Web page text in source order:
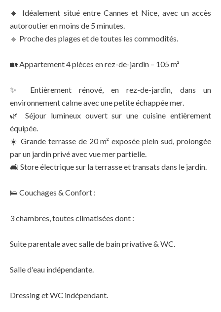
🔹 Idéalement situé entre Cannes et Nice, avec un accès
autoroutier en moins de 5 minutes.
🔹 Proche des plages et de toutes les commodités.
🏡 Appartement 4 pièces en rez-de-jardin – 105 m²
✨ Entièrement rénové, en rez-de-jardin, dans un
environnement calme avec une petite échappée mer.
🌿 Séjour lumineux ouvert sur une cuisine entièrement
équipée.
☀️ Grande terrasse de 20 m² exposée plein sud, prolongée
par un jardin privé avec vue mer partielle.
🛋️ Store électrique sur la terrasse et transats dans le jardin.
🛌 Couchages & Confort :
3 chambres, toutes climatisées dont :
Suite parentale avec salle de bain privative & WC.
Salle d'eau indépendante.
Dressing et WC indépendant.